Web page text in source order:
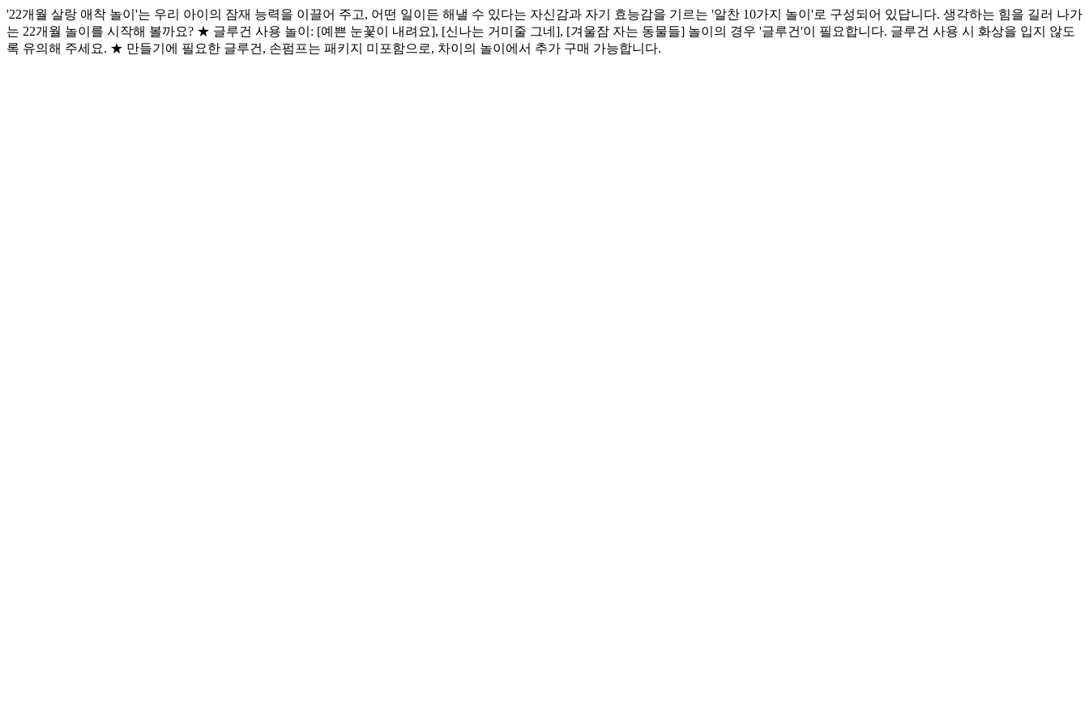
'22개월 살랑 애착 놀이'는 우리 아이의 잠재 능력을 이끌어 주고, 어떤 일이든 해낼 수 있다는 자신감과 자기 효능감을 기르는 '알찬 10가지 놀이'로 구성되어 있답니다. 생각하는 힘을 길러 나가
는 22개월 놀이를 시작해 볼까요? ★ 글루건 사용 놀이: [예쁜 눈꽃이 내려요], [신나는 거미줄 그네], [겨울잠 자는 동물들] 놀이의 경우 '글루건'이 필요합니다. 글루건 사용 시 화상을 입지 않도
록 유의해 주세요. ★ 만들기에 필요한 글루건, 손펌프는 패키지 미포함으로, 차이의 놀이에서 추가 구매 가능합니다.